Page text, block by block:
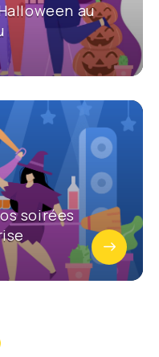
au
soirées